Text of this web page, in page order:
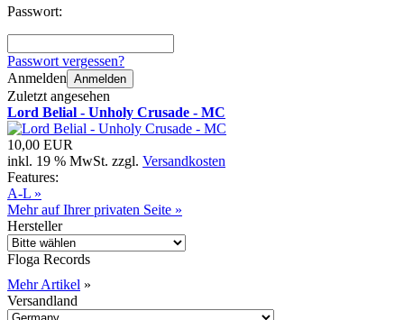
Passwort:
Passwort vergessen?
Anmelden Anmelden
Zuletzt angesehen
Lord Belial - Unholy Crusade - MC
10,00 EUR
inkl. 19 % MwSt. zzgl. Versandkosten
Features:
A-L »
Mehr auf Ihrer privaten Seite »
Hersteller
Floga Records
Mehr Artikel »
Versandland